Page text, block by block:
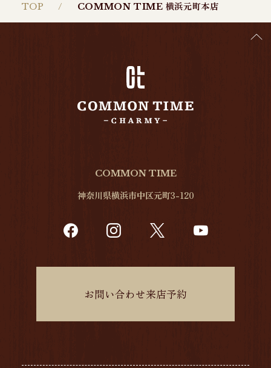
TOP COMMON TIME 横浜元町本店
COMMON TIME
神奈川県横浜市中区元町3-120
お問い合わせ来店予約